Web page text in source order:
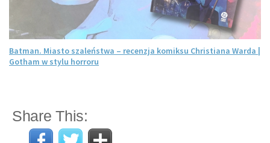
Batman. Miasto szaleństwa – recenzja komiksu Christiana Warda |
Gotham w stylu horroru
Share This: